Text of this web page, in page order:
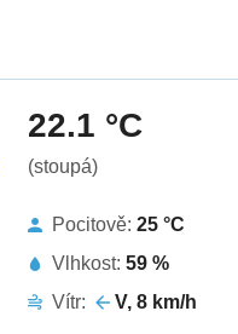
22.1 °C
(stoupá)
Pocitově: 25 °C
Vlhkost: 59 %
Vítr:
V, 8 km/h